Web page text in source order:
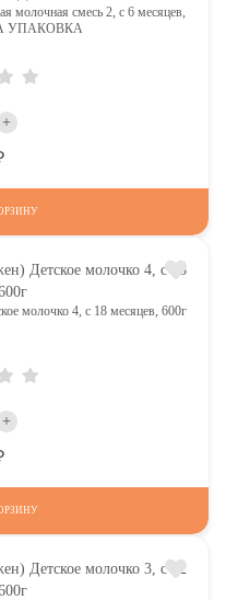
смесь 2, c 6 месяцев,
УПАКОВКА
+
молочко 4, c 18 месяцев, 600г
+